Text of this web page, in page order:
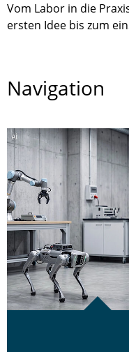
Vom Labor in die
ersten Idee bis zum
Navigation